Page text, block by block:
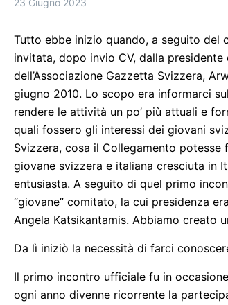
23 Giugno 2023
Tutto ebbe inizio quando, a seguito del
invitata, dopo invio CV, dalla
dell’Associazione Gazzetta Svizzera,
giugno 2010. Lo scopo era informarci
rendere le attività un po’ più attuali e
quali fossero gli interessi dei giovani
Svizzera, cosa il Collegamento
giovane svizzera e italiana cresciuta in
entusiasta. A seguito di quel primo
“giovane” comitato, la cui presidenza
Angela Katsikantamis. Abbiamo creato
Da lì iniziò la necessità di farci
Il primo incontro ufficiale fu in
ogni anno divenne ricorrente la